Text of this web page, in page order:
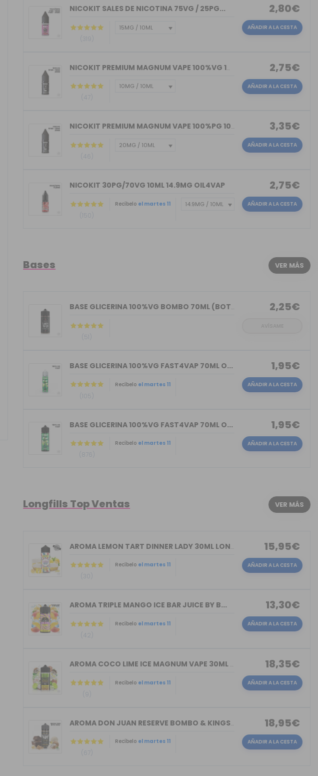
NICOKIT SALES DE NICOTINA 75VG / 25PG...
(319)
2,80€
AÑADIR A LA CESTA
NICOKIT PREMIUM MAGNUM VAPE 100%VG 10ML
(47)
2,75€
AÑADIR A LA CESTA
NICOKIT PREMIUM MAGNUM VAPE 100%PG 10ML
(46)
3,35€
AÑADIR A LA CESTA
NICOKIT 30PG/70VG 10ML 14.9MG OIL4VAP
(150)
Recíbelo el martes 11
2,75€
AÑADIR A LA CESTA
Bases VER MÁS
BASE GLICERINA 100%VG BOMBO 70ML (BOT...
(51)
2,25€
BASE GLICERINA 100%VG FAST4VAP 70ML O...
(105)
Recíbelo el martes 11
1,95€
AÑADIR A LA CESTA
BASE GLICERINA 100%VG FAST4VAP 70ML O...
(876)
Recíbelo el martes 11
1,95€
AÑADIR A LA CESTA
Longfills Top Ventas VER MÁS
AROMA LEMON TART DINNER LADY 30ML LON...
(30)
Recíbelo el martes 11
15,95€
AÑADIR A LA CESTA
AROMA TRIPLE MANGO ICE BAR JUICE BY B...
(42)
Recíbelo el martes 11
13,30€
AÑADIR A LA CESTA
AROMA COCO LIME ICE MAGNUM VAPE 30ML ...
(9)
Recíbelo el martes 11
18,35€
AÑADIR A LA CESTA
AROMA DON JUAN RESERVE BOMBO & KINGS ...
(67)
Recíbelo el martes 11
18,95€
AÑADIR A LA CESTA